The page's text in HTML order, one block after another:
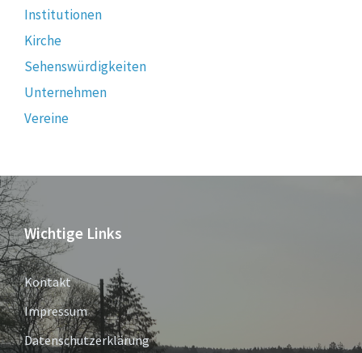
Institutionen
Kirche
Sehenswürdigkeiten
Unternehmen
Vereine
Wichtige Links
Kontakt
Impressum
Datenschutzerklärung